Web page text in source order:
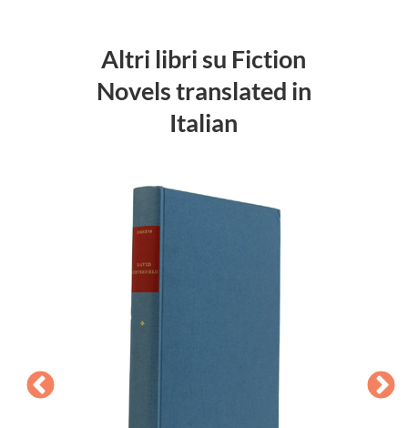
Altri libri su Fiction
Novels translated in
Italian